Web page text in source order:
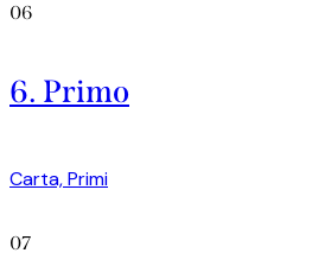
06
6. Primo
Carta,Primi
07